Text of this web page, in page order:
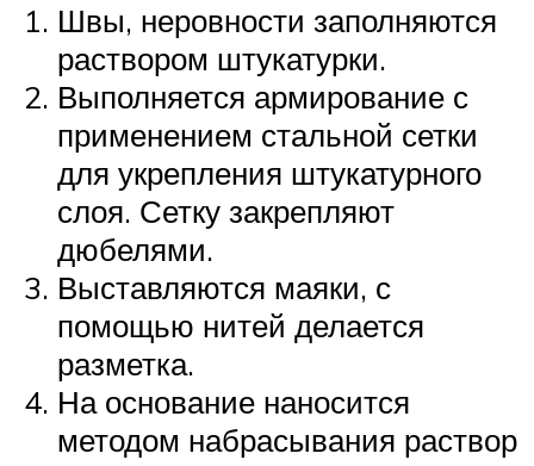
Швы, неровности заполняются
раствором штукатурки.
Выполняется армирование с
применением стальной сетки
для укрепления штукатурного
слоя. Сетку закрепляют
дюбелями.
Выставляются маяки, с
помощью нитей делается
разметка.
На основание наносится
методом набрасывания раствор